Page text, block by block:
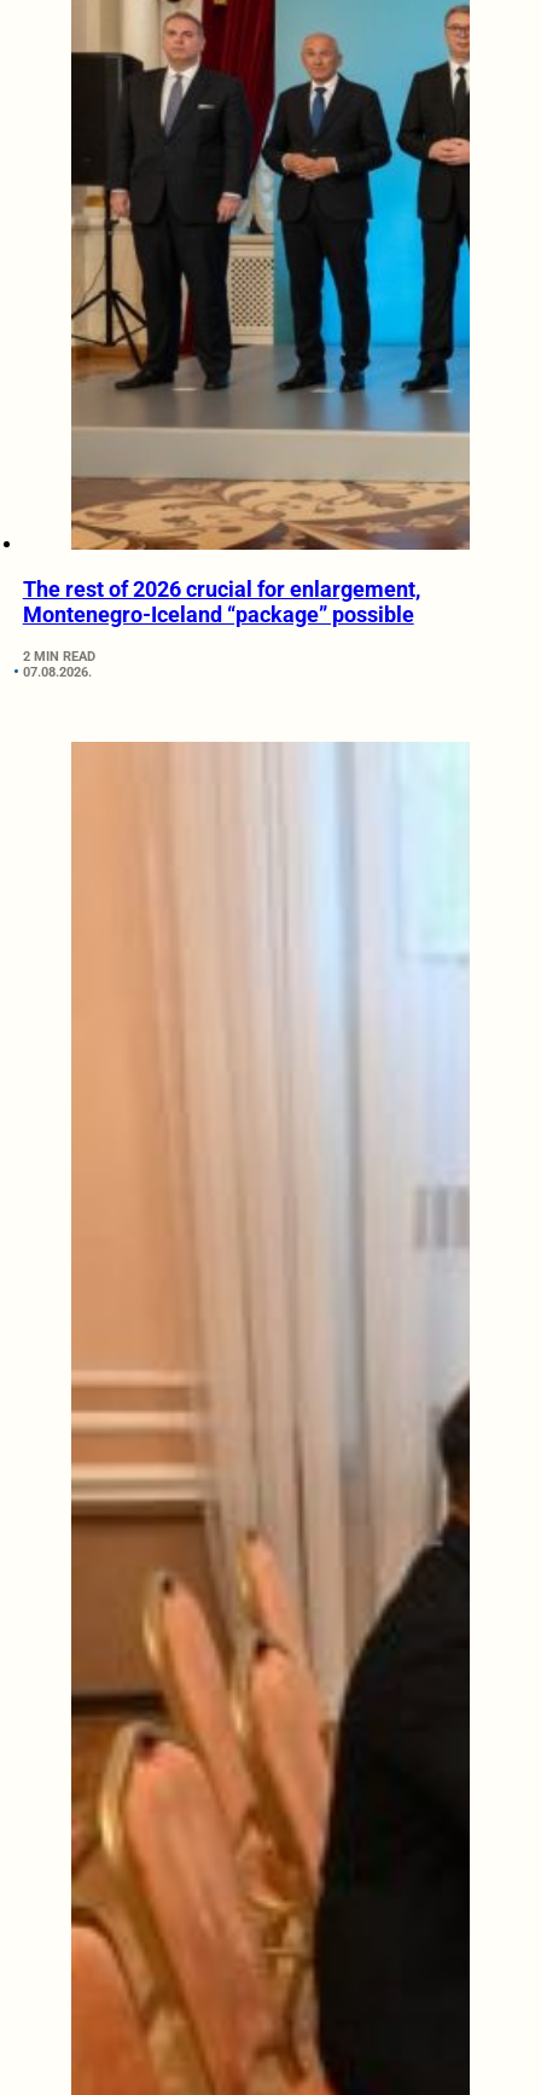
The rest of 2026 crucial for enlargement,
Montenegro-Iceland “package” possible
2 MIN READ
07.08.2026.